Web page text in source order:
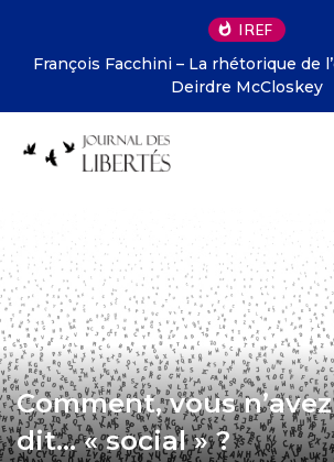
IREF
François Facchini – La rhétorique de
Deirdre McCloskey
Comment, vous
dit… « social » ?